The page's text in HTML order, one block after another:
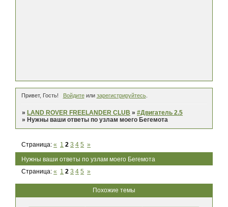
Привет, Гость! Войдитеили зарегистрируйтесь.
» LAND ROVER FREELANDER CLUB »#Двигатель 2.5
» Нужны ваши ответы по узлам моего Бегемота
Нужны ваши ответы по узлам моего Бегемота
Страница:« 1 2 3 4 5 »
Страница:« 1 2 3 4 5 »
Похожие темы